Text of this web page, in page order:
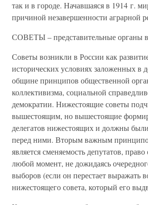
так и в городе. Начавшаяся в 1914 г.
причиной незавершенности аграрной
СОВЕТЫ – представительные органы
Советы возникли в России как
исторических условиях заложенных в
общине принципов общественной
коллективизма, социальной
демократии. Нижестоящие советы
вышестоящим, но вышестоящие
делегатов нижестоящих и должны
перед ними. Вторым важным
является сменяемость депутатов, право
любой момент, не дожидаясь
выборов (если он перестает выражать
нижестоящего совета, который его